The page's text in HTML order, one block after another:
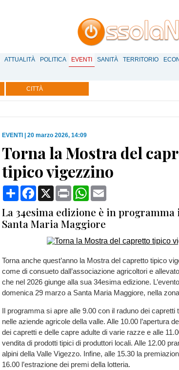
ATTUALITÀ POLITICA EVENTI SANITÀ TERRITORIO
CITTÀ
EVENTI 20 marzo 2026, 14:09
Torna la Mostra del
tipico vigezzino
CondividiFacebook
X Print WhatsApp
La 34esima edizione è in programma
Santa Maria Maggiore
Torna anche quest’anno la Mostra del capretto tipico
come di consueto dall’associazione agricoltori e
che nel 2026 giunge alla sua 34esima edizione.
domenica 29 marzo a Santa Maria Maggiore, nella
Il programma si apre alle 9.00 con il raduno dei capretti
nelle aziende agricole della valle. Alle 10.00 l’apertura
dei capretti e delle capre adulte di varie razze e alle
vendita di prodotti tipici di produttori locali. Alle 12.00
alpini della Valle Vigezzo. Infine, alle 15.30 la
16.00 l’estrazione dei premi della lotteria.